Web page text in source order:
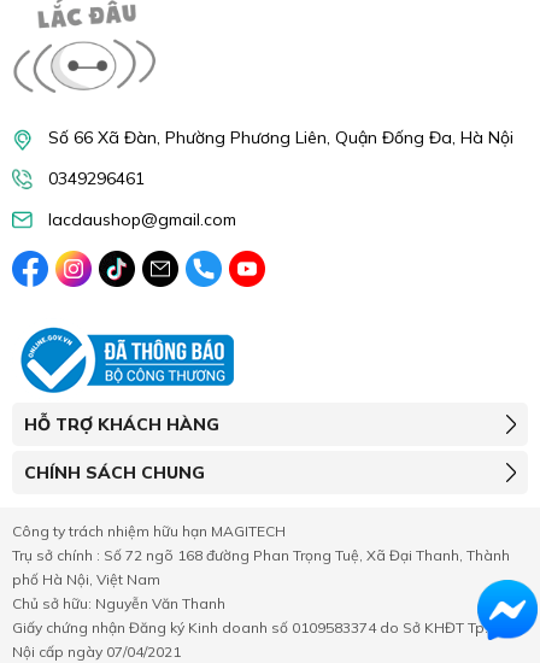
Số 66 Xã Đàn, Phường Phương Liên, Quận Đống Đa, Hà Nội
0349296461
lacdaushop@gmail.com
HỖ TRỢ KHÁCH HÀNG
CHÍNH SÁCH CHUNG
Công ty trách nhiệm hữu hạn MAGITECH
Trụ sở chính : Số 72 ngõ 168 đường Phan Trọng Tuệ, Xã Đại Thanh, Thành
phố Hà Nội, Việt Nam
Chủ sở hữu: Nguyễn Văn Thanh
Giấy chứng nhận Đăng ký Kinh doanh số 0109583374 do Sở KHĐT Tp.Hà
Nội cấp ngày 07/04/2021